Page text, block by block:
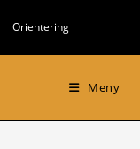
Orientering
Meny